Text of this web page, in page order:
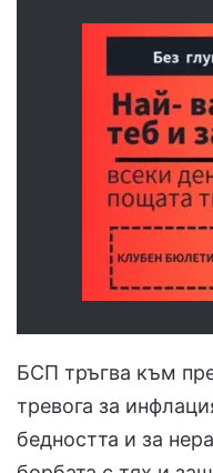
БСП тръгва към
тревога за
бедността и за